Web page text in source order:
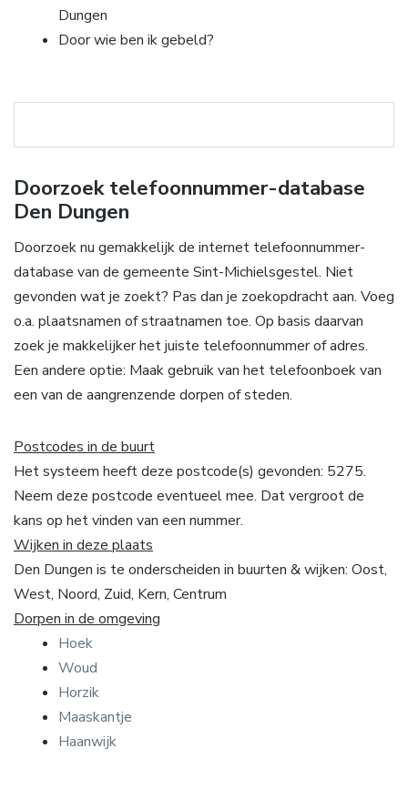
Dungen
Door wie ben ik gebeld?
Doorzoek telefoonnummer-database
Den Dungen
Doorzoek nu gemakkelijk de internet telefoonnummer-
database van de gemeente Sint-Michielsgestel. Niet
gevonden wat je zoekt? Pas dan je zoekopdracht aan. Voeg
o.a. plaatsnamen of straatnamen toe. Op basis daarvan
zoek je makkelijker het juiste telefoonnummer of adres.
Een andere optie: Maak gebruik van het telefoonboek van
een van de aangrenzende dorpen of steden.
Postcodes in de buurt
Het systeem heeft deze postcode(s) gevonden: 5275.
Neem deze postcode eventueel mee. Dat vergroot de
kans op het vinden van een nummer.
Wijken in deze plaats
Den Dungen is te onderscheiden in buurten & wijken: Oost,
West, Noord, Zuid, Kern, Centrum
Dorpen in de omgeving
Hoek
Woud
Horzik
Maaskantje
Haanwijk